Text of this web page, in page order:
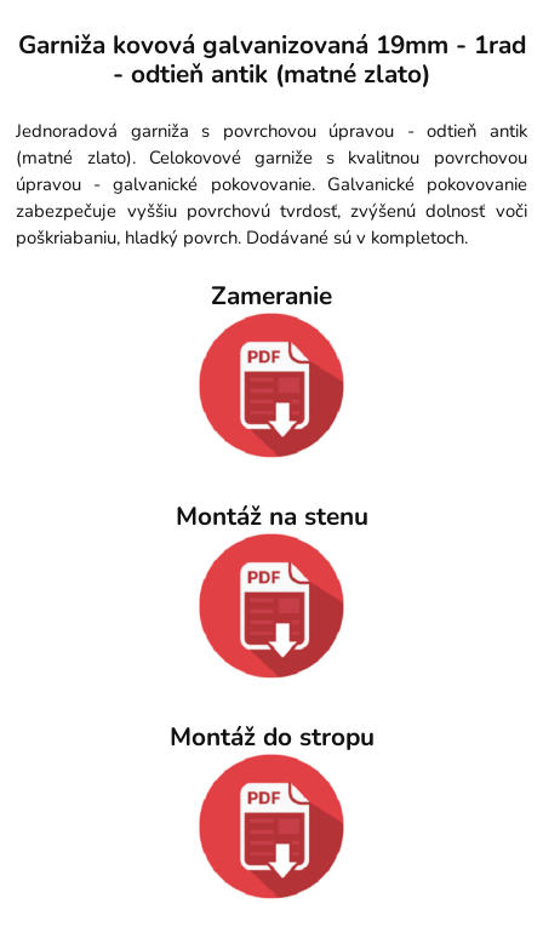
Garniža kovová galvanizovaná 19mm - 1rad
- odtieň antik (matné zlato)
Jednoradová garniža s povrchovou úpravou - odtieň antik
(matné zlato). Celokovové garniže s kvalitnou povrchovou
úpravou - galvanické pokovovanie. Galvanické pokovovanie
zabezpečuje vyššiu povrchovú tvrdosť, zvýšenú dolnosť voči
poškriabaniu, hladký povrch. Dodávané sú v kompletoch.
Zameranie
Montáž na stenu
Montáž do stropu